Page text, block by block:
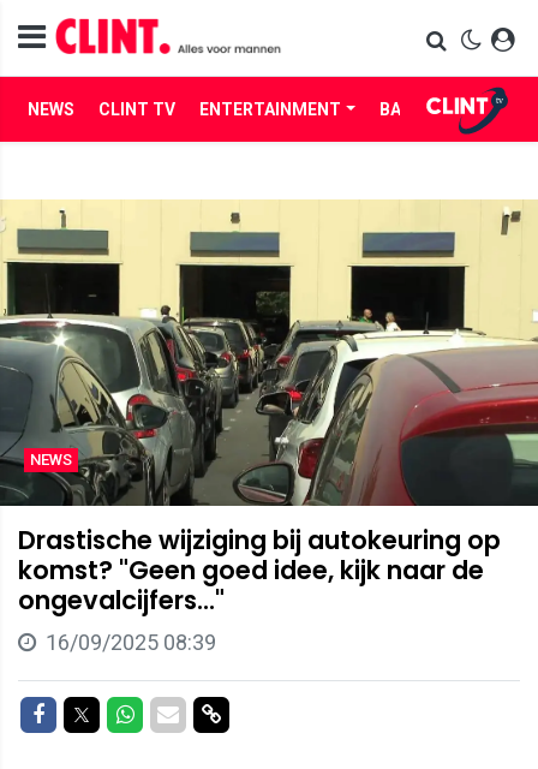
NEWS CLINT TV ENTERTAINMENT BABES LIFE
NEWS
Drastische wijziging bij autokeuring op
komst? "Geen goed idee, kijk naar de
ongevalcijfers..."
16/09/2025 08:39
Delen op Facebook
Delen op Twitter
Delen op Whatsapp
Delen via Mail
Delen via link